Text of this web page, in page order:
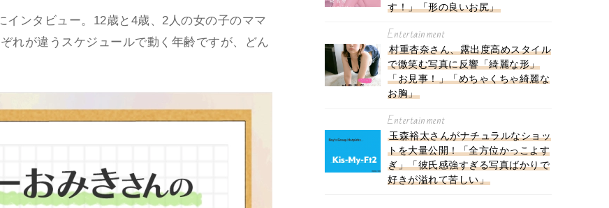
ンタビュー。12歳と4歳、2人の女の子のママ
れが違うスケジュールで動く年齢ですが、どん
す！」「形の良いお尻」
Entertainment
村重杏奈さん、露出度高めスタイル
で微笑む写真に反響「綺麗な形」
「お見事！」「めちゃくちゃ綺麗な
お胸」
Entertainment
玉森裕太さんがナチュラルなショッ
トを大量公開！「全方位かっこよす
ぎ」「彼氏感強すぎる写真ばかりで
好きが溢れて苦しい」